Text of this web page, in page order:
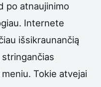
po atnaujinimo
Internete
išsikraunančią
Tokie atvejai